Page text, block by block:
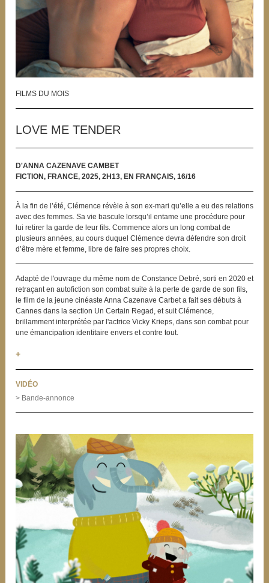
FILMS DU MOIS
LOVE ME TENDER
D'ANNA CAZENAVE CAMBET
FICTION, FRANCE, 2025, 2H13, EN FRANÇAIS, 16/16
À la fin de l’été, Clémence révèle à son ex-mari qu’elle a eu des relations
avec des femmes. Sa vie bascule lorsqu’il entame une procédure pour
lui retirer la garde de leur fils. Commence alors un long combat de
plusieurs années, au cours duquel Clémence devra défendre son droit
d’être mère et femme, libre de faire ses propres choix.
Adapté de l'ouvrage du même nom de Constance Debré, sorti en 2020 et
retraçant en autofiction son combat suite à la perte de garde de son fils,
le film de la jeune cinéaste Anna Cazenave Carbet a fait ses débuts à
Cannes dans la section Un Certain Regad, et suit Clémence,
brillamment interprétée par l'actrice Vicky Krieps, dans son combat pour
une émancipation identitaire envers et contre tout.
+
VIDÉO
> Bande-annonce